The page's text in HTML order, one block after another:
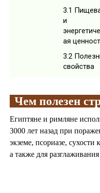
3.1
и
ая
3.2
свойства
Чем полезен
Египтяне и римляне
3000 лет назад при
экземе, псориазе, сухости
а также для